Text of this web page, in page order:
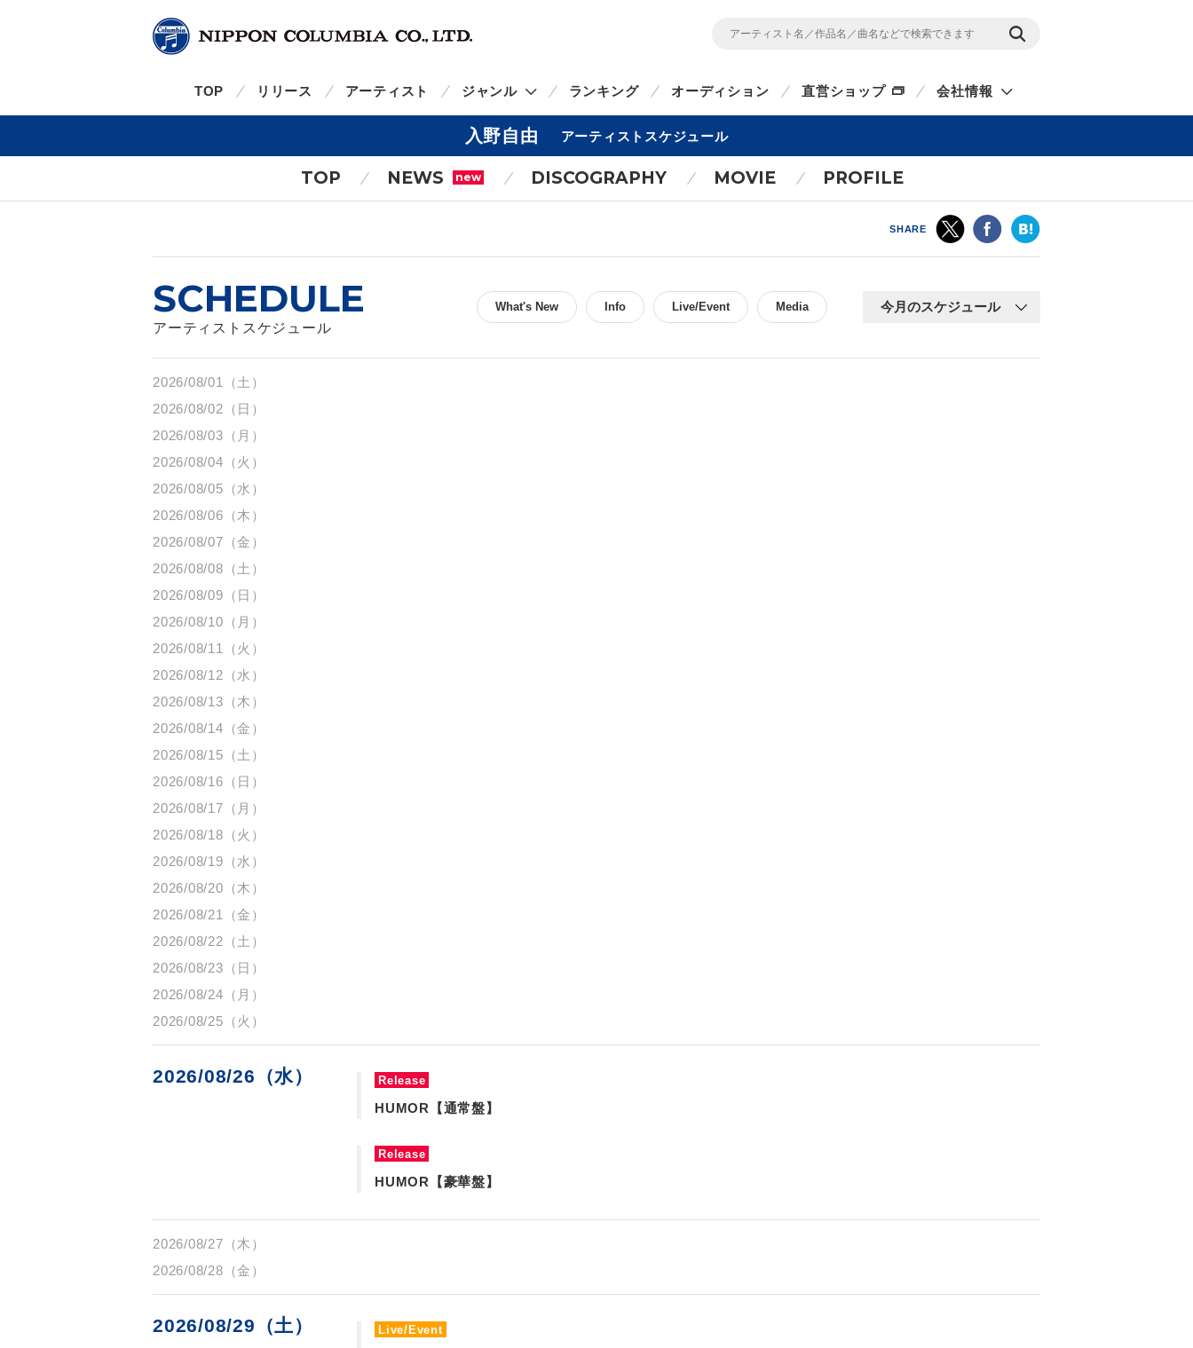
TOP リリース アーティスト ジャンル ランキング オーディション 直営ショップ 会社情報
入野自由 アーティストスケジュール
TOP NEWS new DISCOGRAPHY MOVIE PROFILE
SHARE
SCHEDULE
アーティストスケジュール
What's New Info Live/Event Media
2026/08/01（土）
2026/08/02（日）
2026/08/03（月）
2026/08/04（火）
2026/08/05（水）
2026/08/06（木）
2026/08/07（金）
2026/08/08（土）
2026/08/09（日）
2026/08/10（月）
2026/08/11（火）
2026/08/12（水）
2026/08/13（木）
2026/08/14（金）
2026/08/15（土）
2026/08/16（日）
2026/08/17（月）
2026/08/18（火）
2026/08/19（水）
2026/08/20（木）
2026/08/21（金）
2026/08/22（土）
2026/08/23（日）
2026/08/24（月）
2026/08/25（火）
2026/08/26（水） Release
HUMOR【通常盤】
Release
HUMOR【豪華盤】
2026/08/27（木）
2026/08/28（金）
2026/08/29（土） Live/Event